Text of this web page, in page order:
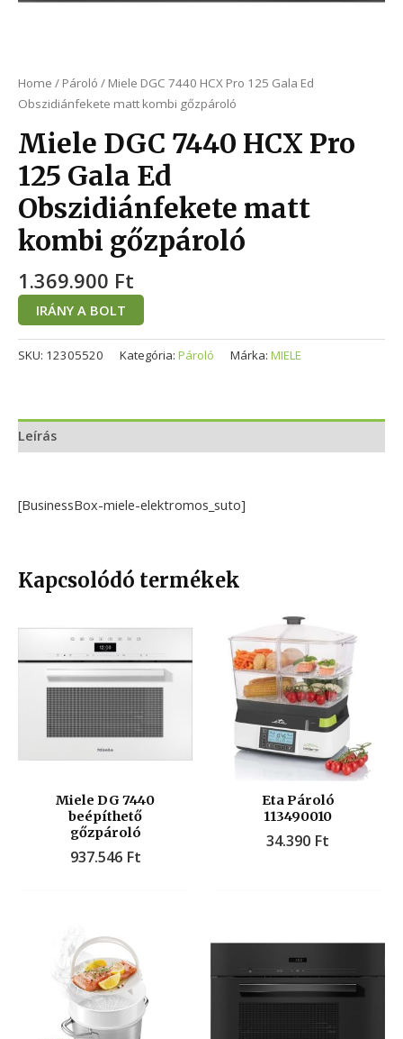
Home / Pároló / Miele DGC 7440 HCX Pro 125 Gala Ed
Obszidiánfekete matt kombi gőzpároló
Miele DGC 7440 HCX Pro
125 Gala Ed
Obszidiánfekete matt
kombi gőzpároló
1.369.900 Ft
IRÁNY A BOLT
SKU: 12305520 Kategória: Pároló Márka: MIELE
Leírás
[BusinessBox-miele-elektromos_suto]
Kapcsolódó termékek
Miele DG 7440
beépíthető
gőzpároló
937.546 Ft
Eta Pároló
113490010
34.390 Ft